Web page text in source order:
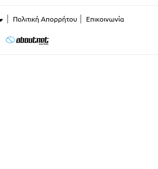
Πολιτική Απορρήτου Επικοινωνία